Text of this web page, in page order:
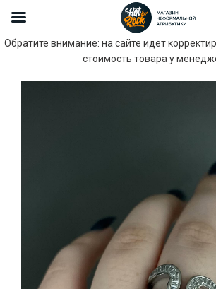
Обратите внимание: на сайте идет
стоимость товара у